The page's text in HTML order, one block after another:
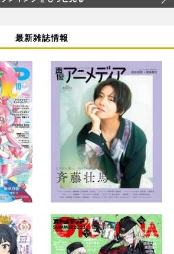
最新雑誌情報